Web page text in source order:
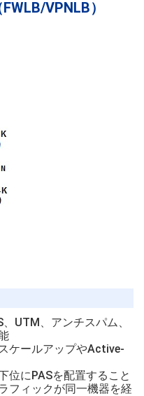
VPNLB）
UTM、アンチスパム、
ケールアップやActive-
位にPASを配置すること
フィックが同一機器を経